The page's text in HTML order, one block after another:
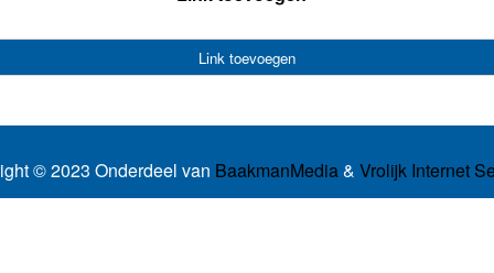
Link toevoegen
© 2023 Onderdeel van BaakmanMedia& Vrolijk Internet